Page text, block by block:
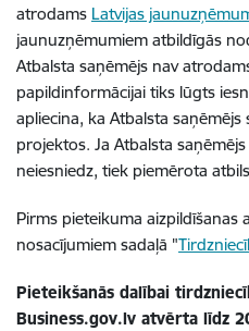
atrodams Latvijas
jaunuzņēmumiem atbildīgās
Atbalsta saņēmējs nav
papildinformācijai tiks lūgts
apliecina, ka Atbalsta
projektos. Ja Atbalsta
neiesniedz, tiek piemērota
Pirms pieteikuma aizpildīšanas
nosacījumiem sadaļā "
Pieteikšanās dalībai
Business.gov.lv atvērta līdz